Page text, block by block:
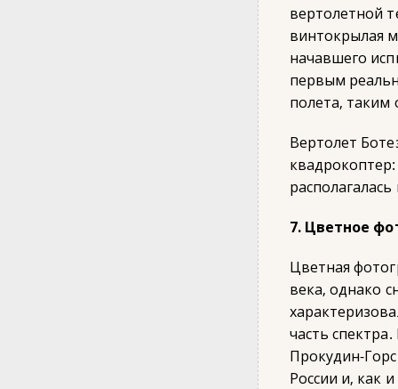
вертолетной
винтокрылая
начавшего
первым
полета, таким
Вертолет
7. Цветное
Цветная
века, однако
часть
Прокудин-
России и, как